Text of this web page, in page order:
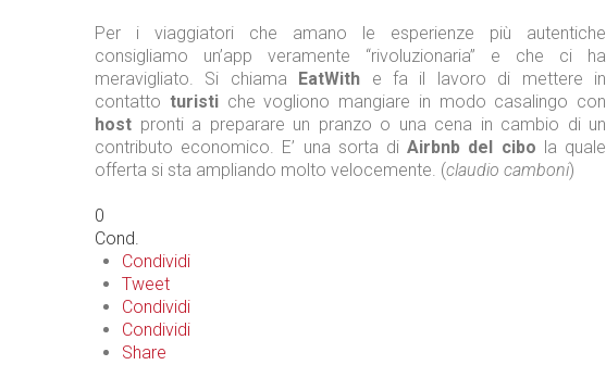
Per i viaggiatori che amano le esperienze più autentiche
consigliamo un’app veramente “rivoluzionaria” e che ci ha
meravigliato. Si chiama
EatWith e fa il lavoro di mettere in
contatto turistiche vogliono mangiare in modo casalingo con
host pronti a preparare un pranzo o una cena in cambio di un
contributo economico. E’ una sorta diAirbnb del cibo la quale
offerta si sta ampliando molto velocemente. (claudio camboni)
0
Cond.
Condividi
Tweet
Condividi
Condividi
Share